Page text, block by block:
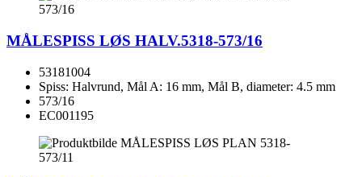
MÅLESPISS LØS HALV.5318-573/16
53181004
Spiss: Halvrund, Mål A: 16 mm, Mål B, diameter: 4.5 mm
573/16
EC001195